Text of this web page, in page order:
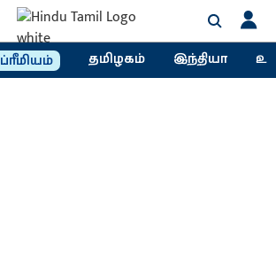
ப்ரீமியம் தமிழகம் இந்தியா